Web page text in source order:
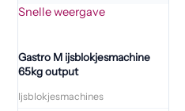
Snelle weergave
Gastro M ijsblokjesmachine
65kg output
Ijsblokjesmachines